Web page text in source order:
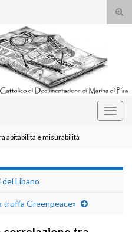
il
abitabilità e misurabilità
Libano
truffa Greenpeace»